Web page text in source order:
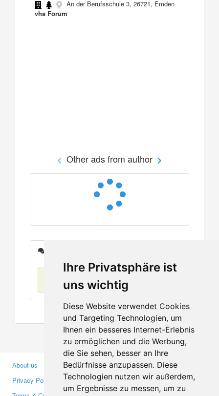
Ihre Privatsphäre ist
uns wichtig
Diese Website verwendet Cookies
und Targeting Technologien, um
Ihnen ein besseres Internet-Erlebnis
zu ermöglichen und die Werbung,
die Sie sehen, besser an Ihre
Bedürfnisse anzupassen. Diese
Technologien nutzen wir außerdem,
um Ergebnisse zu messen, um zu
An der Berufsschule 3, 26721, Emden
vhs Forum
Other ads from author
No items found
About us
Privacy Policy
Business Partners
Investors